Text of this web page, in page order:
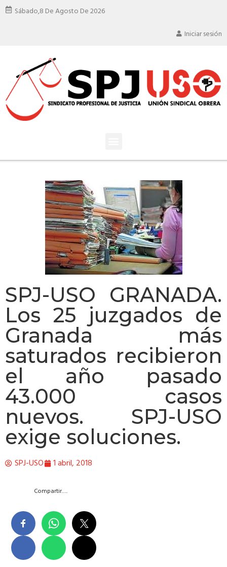
Sábado,8 De Agosto De 2026
Iniciar sesión
SPJ-USO GRANADA.
Los 25 juzgados de
Granada más
saturados recibieron
el año pasado
43.000 casos
nuevos. SPJ-USO
exige soluciones.
SPJ-USO 1 abril, 2018
Compartir….